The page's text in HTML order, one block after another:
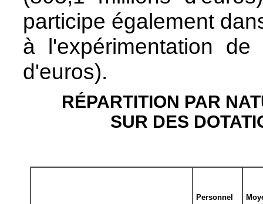
participe également
à l'expérimentation
d'euros).
RÉPARTITION PAR
SUR DES
Personnel